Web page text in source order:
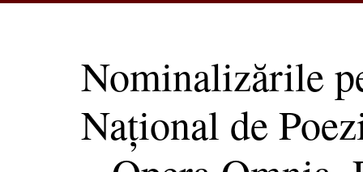
Nominalizările
Național de